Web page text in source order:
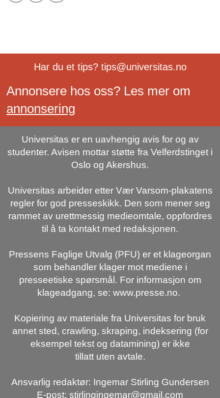
Har du et tips? tips@universitas.no
Annonsere hos oss? Les mer om
annonsering
Universitas er en uavhengig avis for og av
studenter. Avisen mottar støtte fra Velferdstinget i
Oslo og Akershus.
Universitas arbeider etter Vær Varsom-plakatens
regler for god presseskikk. Den som mener seg
rammet av urettmessig medieomtale, oppfordres
til å ta kontakt med redaksjonen.
Pressens Faglige Utvalg (PFU) er et klageorgan
som behandler klager mot mediene i
presseetiske spørsmål. For informasjon om
klageadgang, se: www.presse.no.
Kopiering av materiale fra Universitas for bruk
annet sted, crawling, skraping, indeksering (for
eksempel tekst og datamining) er ikke
tillatt uten avtale.
Ansvarlig redaktør: Ingemar Stirling Gundersen
E-post: stirlingingemar@gmail.com